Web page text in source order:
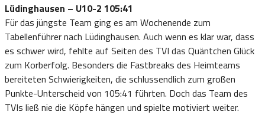
Lüdinghausen – U10-2 105:41
Für das jüngste Team ging es am Wochenende zum
Tabellenführer nach Lüdinghausen. Auch wenn es klar war, dass
es schwer wird, fehlte auf Seiten des TVI das Quäntchen Glück
zum Korberfolg. Besonders die Fastbreaks des Heimteams
bereiteten Schwierigkeiten, die schlussendlich zum großen
Punkte-Unterscheid von 105:41 führten. Doch das Team des
TVIs ließ nie die Köpfe hängen und spielte motiviert weiter.